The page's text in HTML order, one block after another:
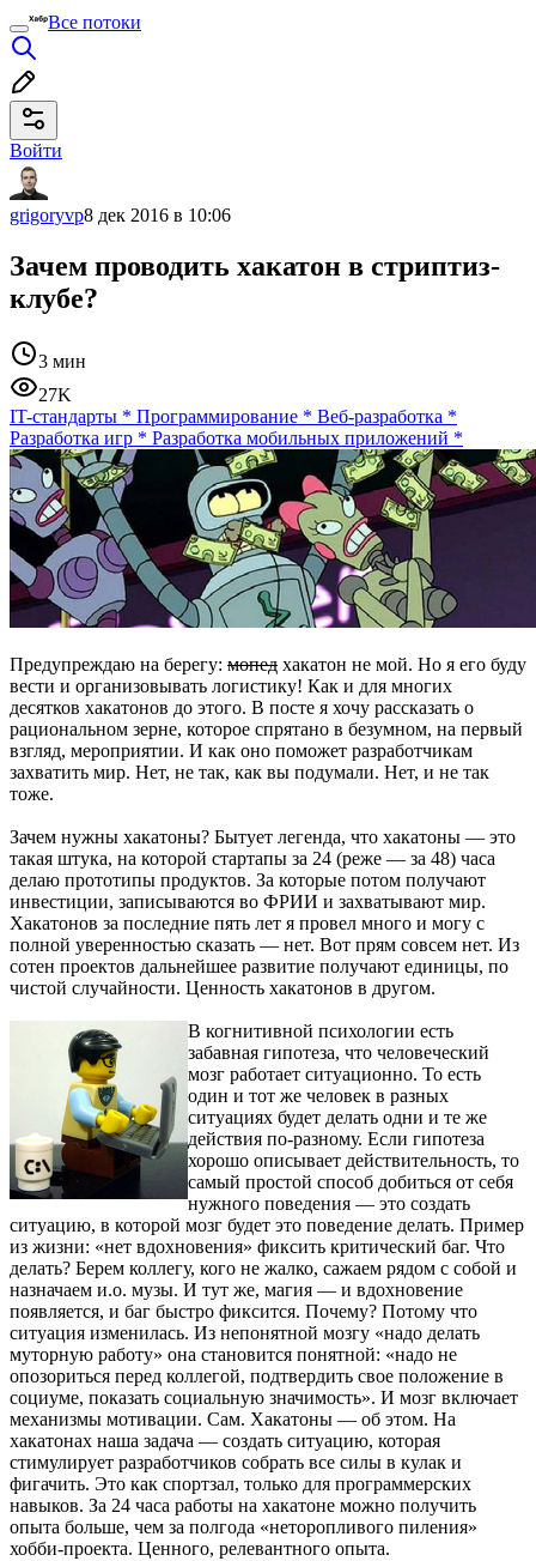
Все потоки
Войти
grigoryvp8 дек 2016 в 10:06
Зачем проводить хакатон в стриптиз-
клубе?
3 мин
27K
IT-стандарты * Программирование * Веб-разработка *
Разработка игр * Разработка мобильных приложений *
Предупреждаю на берегу: мопед хакатон не мой. Но я его буду
вести и организовывать логистику! Как и для многих
десятков хакатонов до этого. В посте я хочу рассказать о
рациональном зерне, которое спрятано в безумном, на первый
взгляд, мероприятии. И как оно поможет разработчикам
захватить мир. Нет, не так, как вы подумали. Нет, и не так
тоже.
Зачем нужны хакатоны? Бытует легенда, что хакатоны — это
такая штука, на которой стартапы за 24 (реже — за 48) часа
делаю прототипы продуктов. За которые потом получают
инвестиции, записываются во ФРИИ и захватывают мир.
Хакатонов за последние пять лет я провел много и могу с
полной уверенностью сказать — нет. Вот прям совсем нет. Из
сотен проектов дальнейшее развитие получают единицы, по
чистой случайности. Ценность хакатонов в другом.
В когнитивной психологии есть
забавная гипотеза, что человеческий
мозг работает ситуационно. То есть
один и тот же человек в разных
ситуациях будет делать одни и те же
действия по-разному. Если гипотеза
хорошо описывает действительность, то
самый простой способ добиться от себя
нужного поведения — это создать
ситуацию, в которой мозг будет это поведение делать. Пример
из жизни: «нет вдохновения» фиксить критический баг. Что
делать? Берем коллегу, кого не жалко, сажаем рядом с собой и
назначаем и.о. музы. И тут же, магия — и вдохновение
появляется, и баг быстро фиксится. Почему? Потому что
ситуация изменилась. Из непонятной мозгу «надо делать
муторную работу» она становится понятной: «надо не
опозориться перед коллегой, подтвердить свое положение в
социуме, показать социальную значимость». И мозг включает
механизмы мотивации. Сам. Хакатоны — об этом. На
хакатонах наша задача — создать ситуацию, которая
стимулирует разработчиков собрать все силы в кулак и
фигачить. Это как спортзал, только для программерских
навыков. За 24 часа работы на хакатоне можно получить
опыта больше, чем за полгода «неторопливого пиления»
хобби-проекта. Ценного, релевантного опыта.